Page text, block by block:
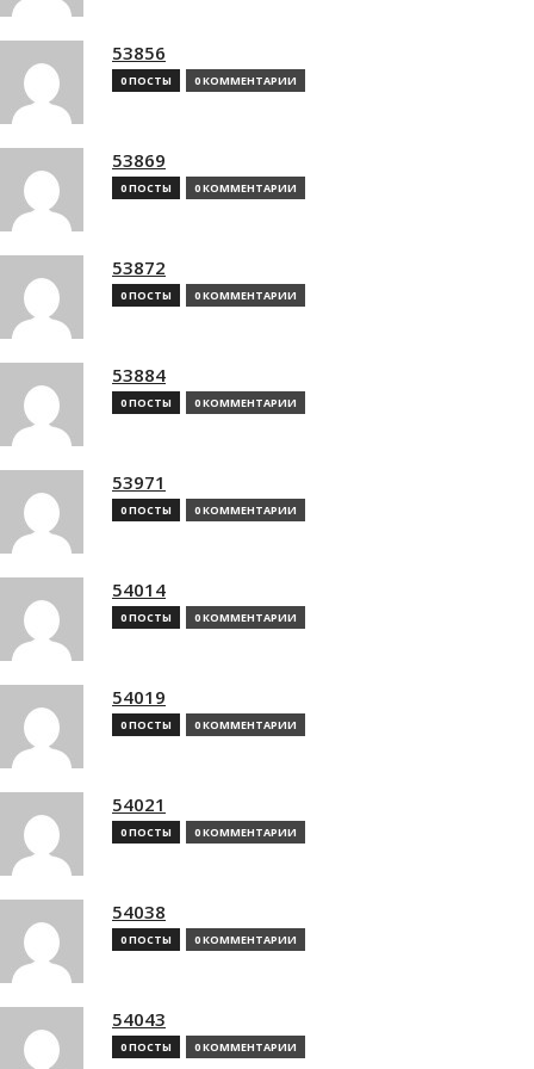
53856
0 ПОСТЫ 0 КОММЕНТАРИИ
53869
0 ПОСТЫ 0 КОММЕНТАРИИ
53872
0 ПОСТЫ 0 КОММЕНТАРИИ
53884
0 ПОСТЫ 0 КОММЕНТАРИИ
53971
0 ПОСТЫ 0 КОММЕНТАРИИ
54014
0 ПОСТЫ 0 КОММЕНТАРИИ
54019
0 ПОСТЫ 0 КОММЕНТАРИИ
54021
0 ПОСТЫ 0 КОММЕНТАРИИ
54038
0 ПОСТЫ 0 КОММЕНТАРИИ
54043
0 ПОСТЫ 0 КОММЕНТАРИИ